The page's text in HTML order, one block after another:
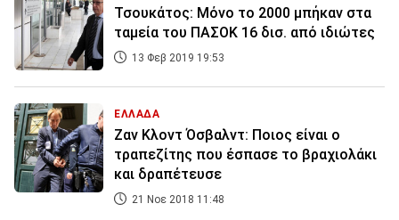
Τσουκάτος: Μόνο το 2000 μπήκαν στα
ταμεία του ΠΑΣΟΚ 16 δισ. από ιδιώτες
13 Φεβ 2019 19:53
ΕΛΛΑΔΑ
Ζαν Κλοντ Όσβαλντ: Ποιος είναι ο
τραπεζίτης που έσπασε το βραχιολάκι
και δραπέτευσε
21 Νοε 2018 11:48